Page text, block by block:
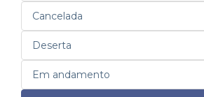
Cancelada
Deserta
Em andamento